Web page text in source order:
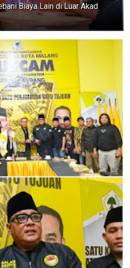
Biaya Lain di Luar Akad